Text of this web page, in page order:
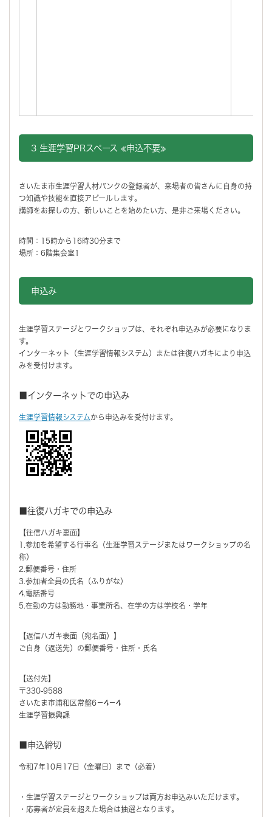
3 生涯学習PRスペース ≪申込不要≫
さいたま市生涯学習人材バンクの登録者が、来場者の皆さんに自身の持
つ知識や技能を直接アピールします。
講師をお探しの方、新しいことを始めたい方、是非ご来場ください。
時間：15時から16時30分まで
場所：6階集会室1
申込み
生涯学習ステージとワークショップは、それぞれ申込みが必要になりま
す。
インターネット（生涯学習情報システム）または往復ハガキにより申込
みを受付けます。
■インターネットでの申込み
生涯学習情報システム から申込みを受付けます。
■往復ハガキでの申込み
【往信ハガキ裏面】
1.参加を希望する行事名（生涯学習ステージまたはワークショップの名
称）
2.郵便番号・住所
3.参加者全員の氏名（ふりがな）
4.電話番号
5.在勤の方は勤務地・事業所名、在学の方は学校名・学年
【返信ハガキ表面（宛名面）】
ご自身（返送先）の郵便番号・住所・氏名
【送付先】
〒330-9588
さいたま市浦和区常盤6－4－4
生涯学習振興課
■申込締切
令和7年10月17日（金曜日）まで（必着）
・生涯学習ステージとワークショップは両方お申込みいただけます。
・応募者が定員を超えた場合は抽選となります。